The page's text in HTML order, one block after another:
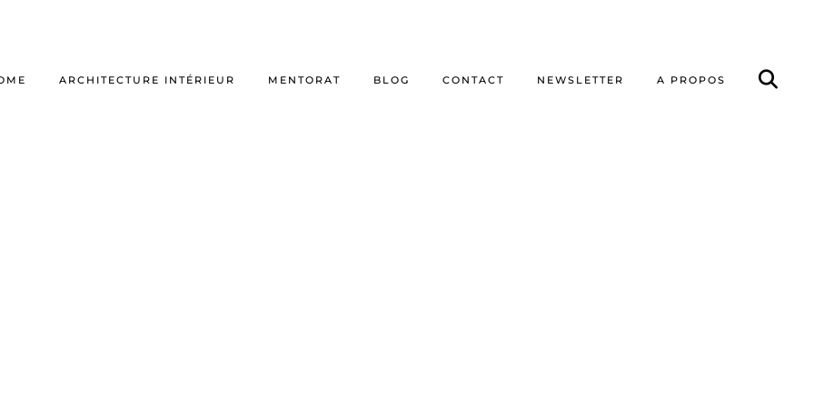
ARCHITECTURE INTÉRIEUR MENTORAT BLOG CONTACT NEWSLETTER A PROPOS